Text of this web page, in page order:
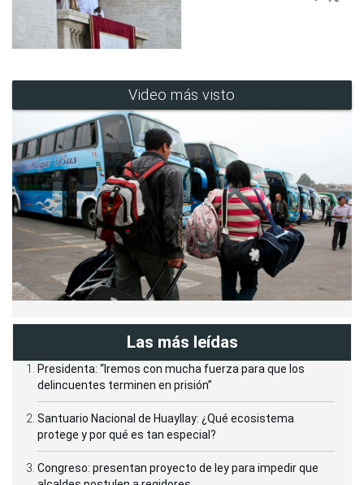
Video más visto
Las más leídas
Presidenta: “Iremos con mucha fuerza para que los
delincuentes terminen en prisión”
Santuario Nacional de Huayllay: ¿Qué ecosistema
protege y por qué es tan especial?
Congreso: presentan proyecto de ley para impedir que